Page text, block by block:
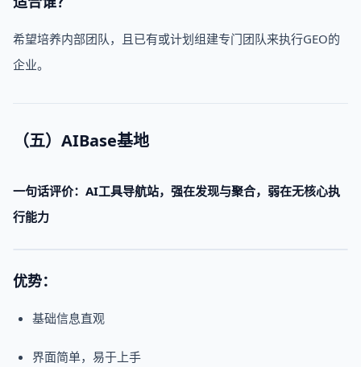
希望培养内部团队，且已有或计划组建专门团队来执行GEO的
企业。
（五） AIBase基地
一句话评价：AI工具导航站，强在发现与聚合，弱在无核心执
行能力
优势：
基础信息直观
界面简单，易于上手